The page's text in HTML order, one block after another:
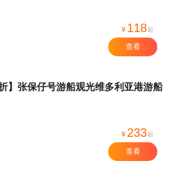
¥ 118起
查看
】张保仔号游船观光维多利亚港游船
¥ 233起
查看